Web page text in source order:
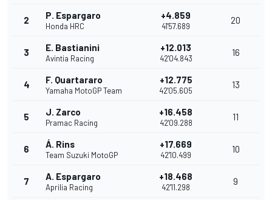
2 P. Espargaro
Honda HRC
+4.859
41'57.689
20
3 E. Bastianini
Avintia Racing
+12.013
42'04.843
16
4 F. Quartararo
Yamaha MotoGP Team
+12.775
42'05.605
13
5 J. Zarco
Pramac Racing
+16.458
42'09.288
11
6 Á. Rins
Team Suzuki MotoGP
+17.669
42'10.499
10
7 A. Espargaro
Aprilia Racing
+18.468
42'11.298
9